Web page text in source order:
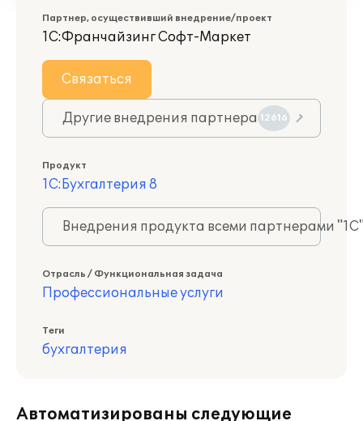
Партнер, осуществивший внедрение/проект
1С:Франчайзинг Софт-Маркет
Связаться
Другие внедрения партнера 12616
Продукт
1С:Бухгалтерия 8
Внедрения продукта всеми партнерами
Отрасль / Функциональная задача
Профессиональные услуги
Теги
бухгалтерия
Автоматизированы следующие